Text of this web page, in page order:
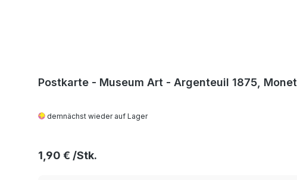
Postkarte - Museum Art - Argenteuil 1875, Monet
demnächst wieder auf Lager
Regulärer Preis:
1,90 €